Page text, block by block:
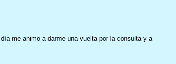
me animo a darme una vuelta por la consulta y a